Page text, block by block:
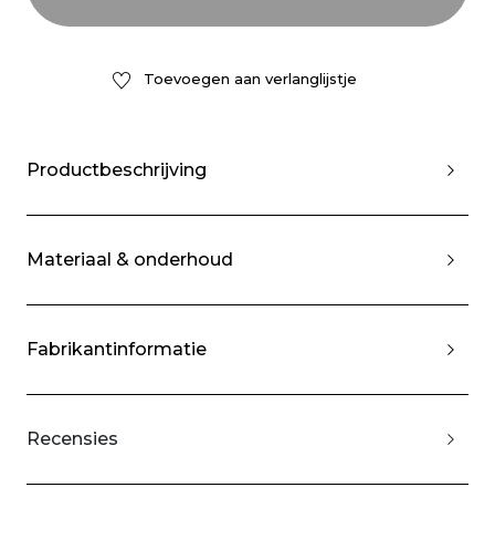
Toevoegen aan verlanglijstje
Productbeschrijving
Materiaal & onderhoud
Fabrikantinformatie
Recensies